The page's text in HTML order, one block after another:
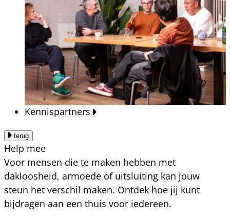
Kennispartners
terug
Help mee
Voor mensen die te maken hebben met
dakloosheid, armoede of uitsluiting kan jouw
steun het verschil maken. Ontdek hoe jij kunt
bijdragen aan een thuis voor iedereen.